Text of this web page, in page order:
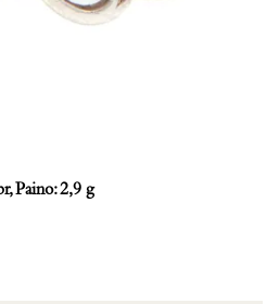
Paino: 2,9 g